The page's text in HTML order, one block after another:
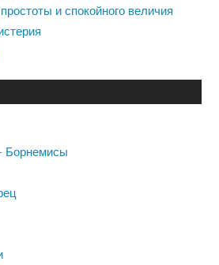
и спокойного величия
Борнемисы